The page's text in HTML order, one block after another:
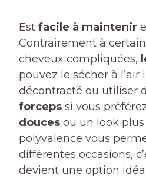
Est facile à maintenir
Contrairement à
cheveux compliquées,
pouvez le sécher à
décontracté ou utiliser
forceps si vous
douces ou un look plus
polyvalence vous
différentes occasions,
devient une option